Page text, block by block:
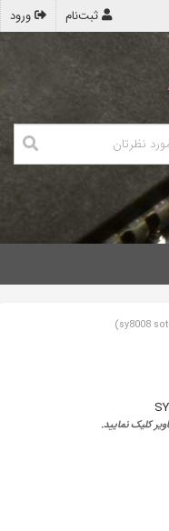
ورود ثبت‌نام
کلیک نمایید.